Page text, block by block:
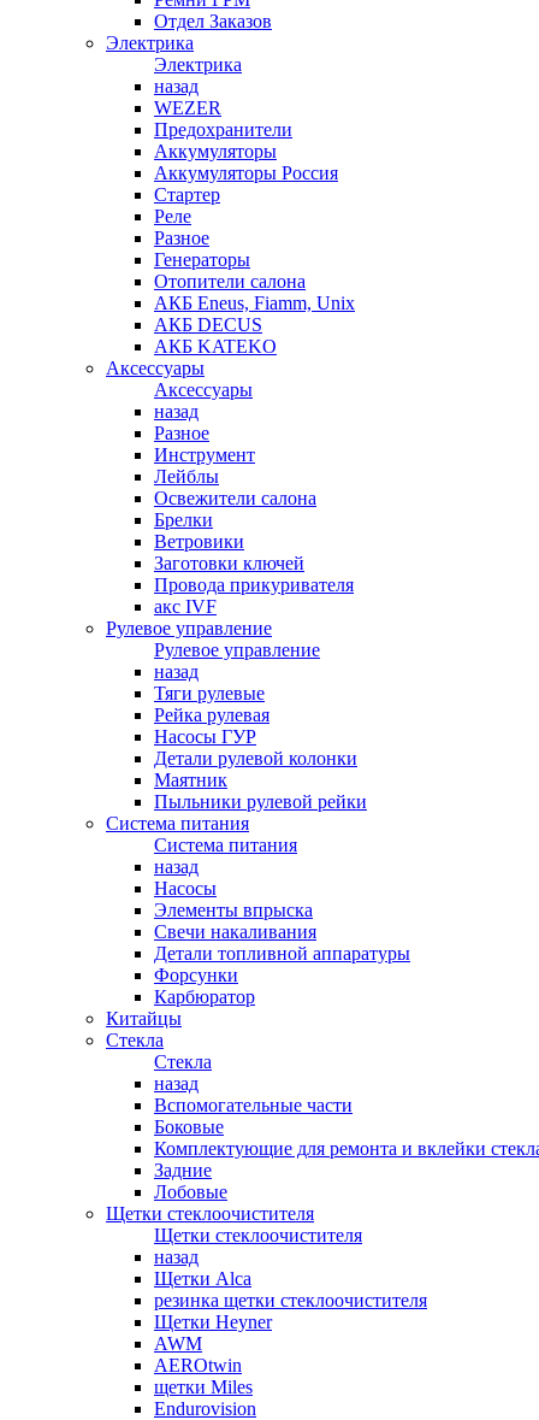
Отдел Заказов
Электрика
Электрика
назад
WEZER
Предохранители
Аккумуляторы
Аккумуляторы Россия
Стартер
Реле
Разное
Генераторы
Отопители салона
АКБ Eneus, Fiamm, Unix
АКБ DECUS
АКБ KATEKO
Аксессуары
Аксессуары
назад
Разное
Инструмент
Лейблы
Освежители салона
Брелки
Ветровики
Заготовки ключей
Провода прикуривателя
акс IVF
Рулевое управление
Рулевое управление
назад
Тяги рулевые
Рейка рулевая
Насосы ГУР
Детали рулевой колонки
Маятник
Пыльники рулевой рейки
Система питания
Система питания
назад
Насосы
Элементы впрыска
Свечи накаливания
Детали топливной аппаратуры
Форсунки
Карбюратор
Китайцы
Стекла
Стекла
назад
Вспомогательные части
Боковые
Комплектующие для ремонта и вклейки
Задние
Лобовые
Щетки стеклоочистителя
Щетки стеклоочистителя
назад
Щетки Alca
резинка щетки стеклоочистителя
Щетки Heyner
AWM
AEROtwin
щетки Miles
Endurovision